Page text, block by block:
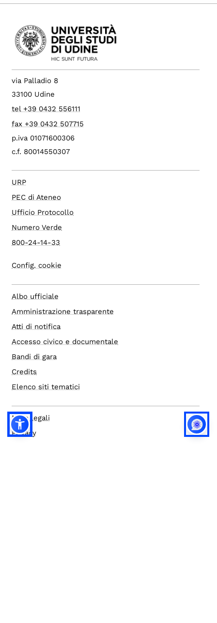
via Palladio 8
33100 Udine
tel +39 0432 556111
fax +39 0432 507715
p.iva 01071600306
c.f. 80014550307
URP
PEC di Ateneo
Ufficio Protocollo
Numero Verde
800-24-14-33
Config. cookie
Albo ufficiale
Amministrazione trasparente
Atti di notifica
Accesso civico e documentale
Bandi di gara
Credits
Elenco siti tematici
Note legali
Privacy